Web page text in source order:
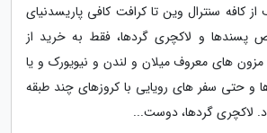
کافه سنترال وین تا کرافت کافی پاریسدنیای
پسندها و لاکچری گردها، فقط به خرید از
های معروف میلان و لندن و نیویورک و یا
و حتی سفر های رویایی با کروزهای چند طبقه
لاکچری گردها، دوست...